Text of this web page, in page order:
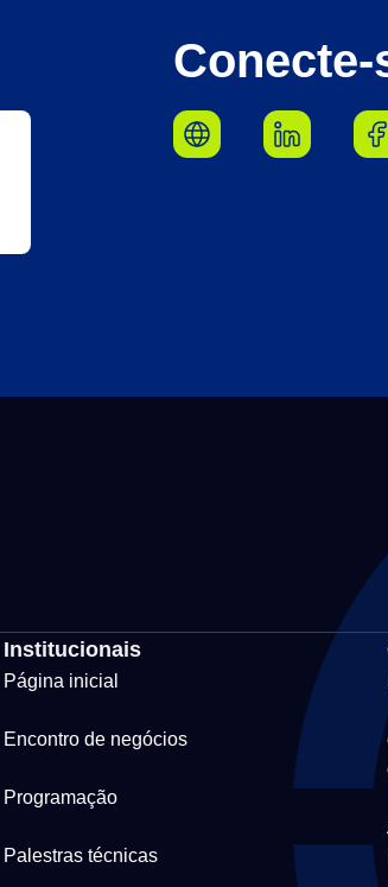
Conecte-
Institucionais
Página inicial
Encontro de negócios
Programação
Palestras técnicas